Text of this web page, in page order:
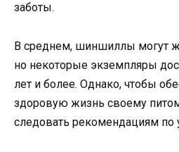
заботы.
В среднем, шиншиллы могут
но некоторые экземпляры
лет и более. Однако, чтобы
здоровую жизнь своему
следовать рекомендациям